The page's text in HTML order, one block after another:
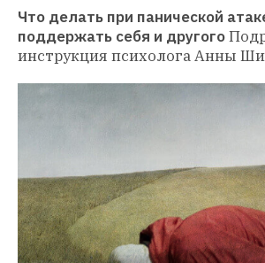
Что делать при панической
поддержать себя и другого
инструкция психолога Анны